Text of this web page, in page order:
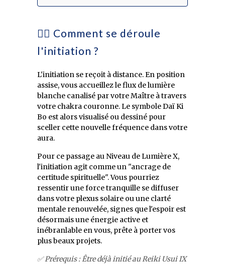
🧘‍♀️ Comment se déroule
l'initiation ?
L'initiation se reçoit à distance. En position
assise, vous accueillez le flux de lumière
blanche canalisé par votre Maître à travers
votre chakra couronne. Le symbole Daï Ki
Bo est alors visualisé ou dessiné pour
sceller cette nouvelle fréquence dans votre
aura.
Pour ce passage au Niveau de Lumière X,
l'initiation agit comme un "ancrage de
certitude spirituelle". Vous pourriez
ressentir une force tranquille se diffuser
dans votre plexus solaire ou une clarté
mentale renouvelée, signes que l'espoir est
désormais une énergie active et
inébranlable en vous, prête à porter vos
plus beaux projets.
✅ Prérequis : Être déjà initié au Reiki Usui IX